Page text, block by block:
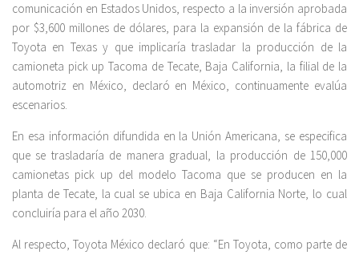
comunicación en Estados Unidos, respecto a la inversión aprobada
por $3,600 millones de dólares, para la expansión de la fábrica de
Toyota en Texas y que implicaría trasladar la producción de la
camioneta pick up Tacoma de Tecate, Baja California, la filial de la
automotriz en México, declaró en México, continuamente evalúa
escenarios.
En esa información difundida en la Unión Americana, se especifica
que se trasladaría de manera gradual, la producción de 150,000
camionetas pick up del modelo Tacoma que se producen en la
planta de Tecate, la cual se ubica en Baja California Norte, lo cual
concluiría para el año 2030.
Al respecto, Toyota México declaró que: “En Toyota, como parte de